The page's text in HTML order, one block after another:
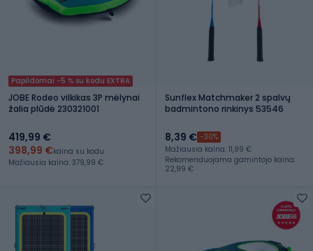
Papildomai -5 % su kodu EXTRA
JOBE Rodeo vilkikas 3P mėlynai
žalia plūdė 230321001
419,99 €
398,99 €kaina su kodu
Mažiausia kaina: 379,99 €
Sunflex Matchmaker 2 spalvų
badmintono rinkinys 53546
8,39 € -30%
Mažiausia kaina: 11,99 €
Rekomenduojama gamintojo kaina:
22,99 €